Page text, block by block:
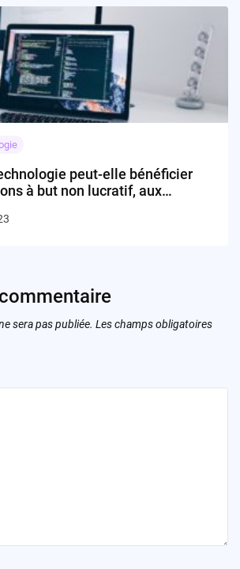
peut-elle bénéficier
à but non lucratif, aux
sera pas publiée. Les champs obligatoires